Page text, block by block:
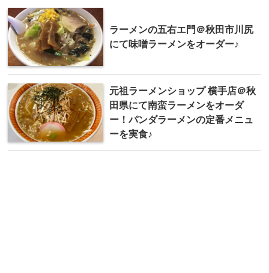
ラーメンの五右エ門＠秋田市川尻
にて味噌ラーメンをオーダー♪
元祖ラーメンショップ 横手店＠秋
田県にて南蛮ラーメンをオーダ
ー！パンダラーメンの定番メニュ
ーを実食♪